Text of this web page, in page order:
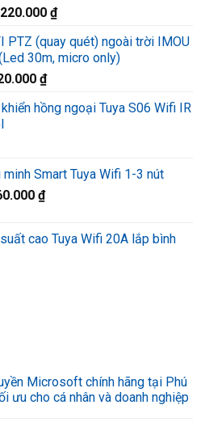
₫.
₫Giá
tại
là:
PTZ (quay quét) ngoài trời IMOU
30m, micro only)
₫.
₫Giá
tại
hồng ngoại Tuya S06 Wifi IR
Smart Tuya Wifi 1-3 nút
₫
cao Tuya Wifi 20A lắp bình
Microsoft chính hãng tại Phú
ưu cho cá nhân và doanh nghiệp